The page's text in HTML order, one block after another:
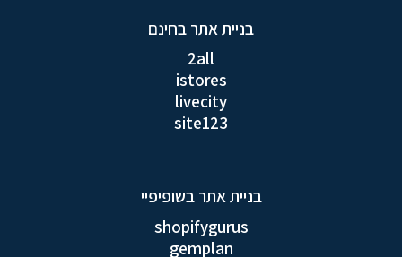
בניית אתר בחינם
2all
istores
livecity
site123
בניית אתר בשופיפיי
shopifygurus
gemplan